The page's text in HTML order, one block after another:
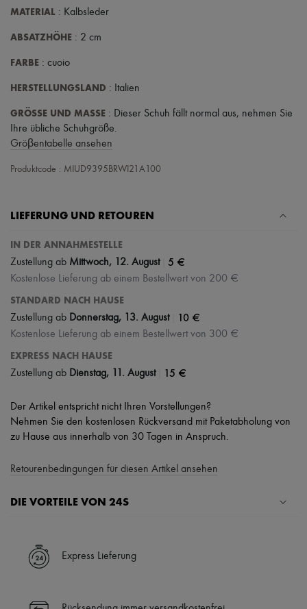
High-Tech & Lifestyle-Zubehör
Schmuck
Ohrringe
Armbänder
Beauty
Alle Produkte
Parfums
Kerzen & Raumdüfte
Make-up
Sonnenschutz
Ultimates
MATERIAL : Kalbsleder
ABSATZHÖHE : 2 cm
FARBE : cuoio
HERSTELLUNGSLAND : Italien
GRÖSSE UND MASSE : Dieser Schuh fällt normal aus, nehmen Sie
Ihre übliche Schuhgröße.
Gröβentabelle ansehen
Produktcode : MIUD9395BRWI21A100
LIEFERUNG UND RETOUREN
IN DER ANNAHMESTELLE
Zustellung ab Mittwoch, 12. August 5 €
Kostenlose Lieferung ab einem Bestellwert von 200 €
STANDARD NACH HAUSE
Zustellung ab Donnerstag, 13. August 10 €
Kostenlose Lieferung ab einem Bestellwert von 300 €
EXPRESS NACH HAUSE
Zustellung ab Dienstag, 11. August 15 €
Der Artikel entspricht nicht Ihren Vorstellungen?
Nehmen Sie den kostenlosen Rückversand mit Paketabholung von
zu Hause aus innerhalb von 30 Tagen in Anspruch.
Retourenbedingungen für diesen Artikel ansehen
DIE VORTEILE VON 24S
✓ Expresslieferung in über 100 Ländern
✓ Kostenlose Retouren
die Uhr (24h/24)
Express Lieferung